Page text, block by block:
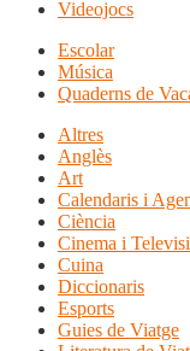
Videojocs
Escolar
Música
Quaderns de
Altres
Anglès
Art
Calendaris i
Ciència
Cinema i
Cuina
Diccionaris
Esports
Guies de Viatge